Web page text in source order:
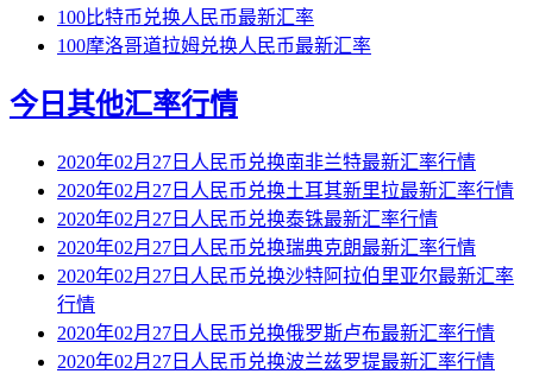
100比特币兑换人民币最新汇率
100摩洛哥道拉姆兑换人民币最新汇率
今日其他汇率行情
2020年02月27日人民币兑换南非兰特最新汇率行情
2020年02月27日人民币兑换土耳其新里拉最新汇率行情
2020年02月27日人民币兑换泰铢最新汇率行情
2020年02月27日人民币兑换瑞典克朗最新汇率行情
2020年02月27日人民币兑换沙特阿拉伯里亚尔最新汇率
行情
2020年02月27日人民币兑换俄罗斯卢布最新汇率行情
2020年02月27日人民币兑换波兰兹罗提最新汇率行情